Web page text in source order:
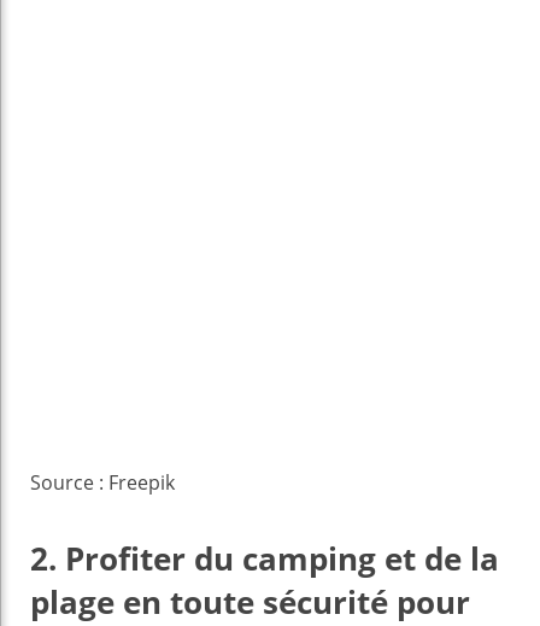
Source : Freepik
2. Profiter du camping et de la
plage en toute sécurité pour